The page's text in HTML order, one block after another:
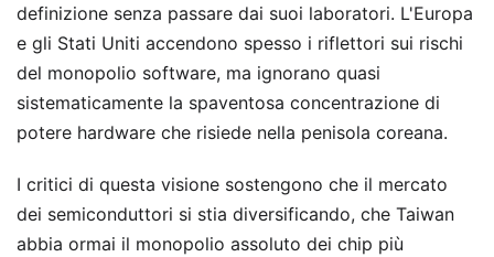
definizione senza passare dai suoi laboratori. L'Europa
e gli Stati Uniti accendono spesso i riflettori sui rischi
del monopolio software, ma ignorano quasi
sistematicamente la spaventosa concentrazione di
potere hardware che risiede nella penisola coreana.
I critici di questa visione sostengono che il mercato
dei semiconduttori si stia diversificando, che Taiwan
abbia ormai il monopolio assoluto dei chip più